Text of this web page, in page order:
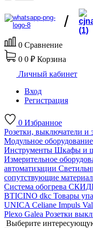
/
0 Сравнение
0 0 ₽ Корзина
Личный кабинет
Вход
Регистрация
0 Избранное
Розетки, выключатели и
Модульное оборудование
Инструменты Шкафы и
Измерительное
автоматизации
сопутствующие
Система обогрева
BTICINO dkc Товары
UNICA Celiane Impuls
Plexo Galea Розетки
Выберите